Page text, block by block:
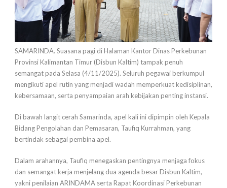
SAMARINDA. Suasana pagi di Halaman Kantor Dinas Perkebunan
Provinsi Kalimantan Timur (Disbun Kaltim) tampak penuh
semangat pada Selasa (4/11/2025). Seluruh pegawai berkumpul
mengikuti apel rutin yang menjadi wadah memperkuat kedisiplinan,
kebersamaan, serta penyampaian arah kebijakan penting instansi.
Di bawah langit cerah Samarinda, apel kali ini dipimpin oleh Kepala
Bidang Pengolahan dan Pemasaran, Taufiq Kurrahman, yang
bertindak sebagai pembina apel.
Dalam arahannya, Taufiq menegaskan pentingnya menjaga fokus
dan semangat kerja menjelang dua agenda besar Disbun Kaltim,
yakni penilaian ARINDAMA serta Rapat Koordinasi Perkebunan